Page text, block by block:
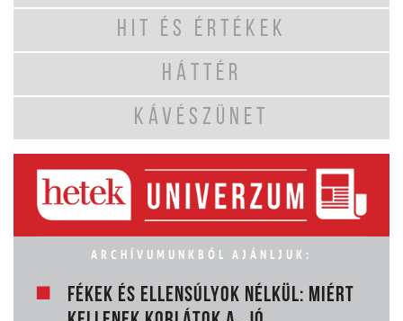
HIT ÉS ÉRTÉKEK
HÁTTÉR
KÁVÉSZÜNET
ARCHÍVUMUNKBÓL AJÁNLJUK:
FÉKEK ÉS ELLENSÚLYOK NÉLKÜL: MIÉRT